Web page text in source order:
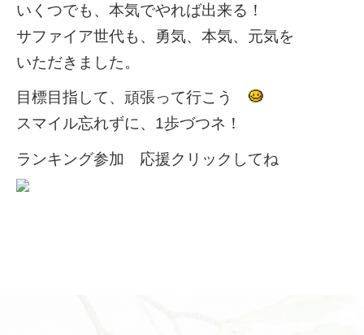
いくつでも、本気でやれば出来る！
サファイア世代も、勇気、本気、元気を
いただきました。
目標目指して、頑張って行こう
スマイル忘れずに、1歩づつネ！
ランキング参加 応援クリックしてね